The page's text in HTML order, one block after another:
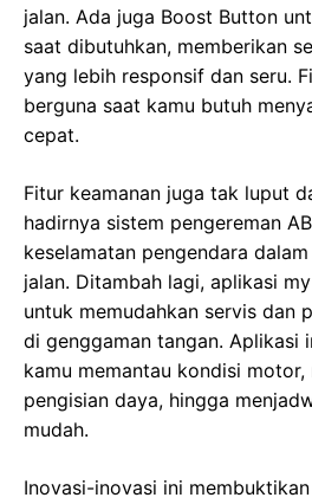
jalan. Ada juga Boost Button
saat dibutuhkan, memberikan
yang lebih responsif dan seru.
berguna saat kamu butuh
cepat.
Fitur keamanan juga tak luput
hadirnya sistem pengereman
keselamatan pengendara
jalan. Ditambah lagi, aplikasi
untuk memudahkan servis dan
di genggaman tangan. Aplikasi
kamu memantau kondisi motor,
pengisian daya, hingga
mudah.
Inovasi-inovasi ini